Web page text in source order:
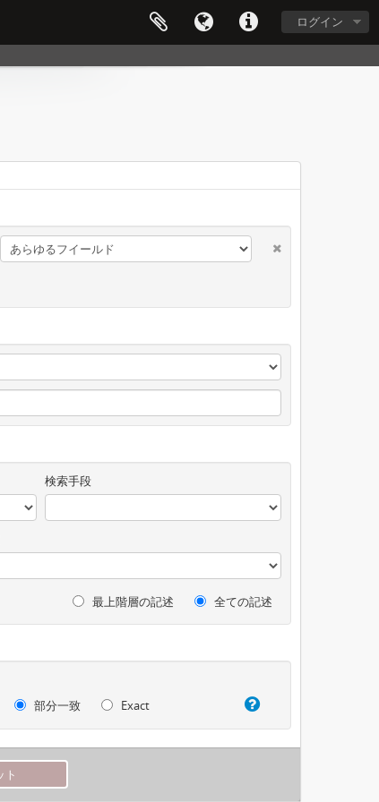
ログイン
検索手段
最上階層の記述 全ての記述
部分一致
Exact